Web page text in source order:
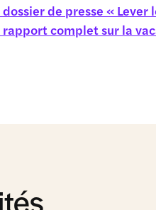
dossier de presse «
rapport complet sur la